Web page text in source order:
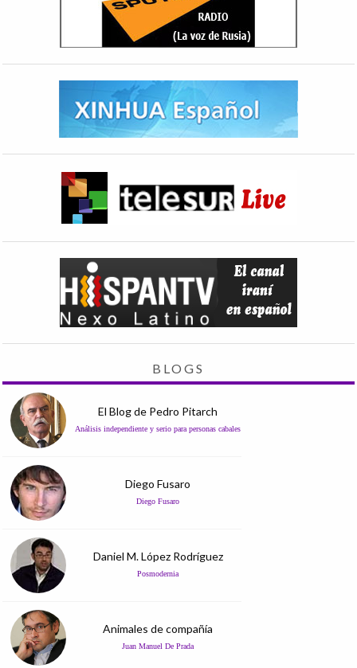
BLOGS
El Blog de Pedro Pitarch
Análisis independiente y serio para personas cabales
Diego Fusaro
Diego Fusaro
Daniel M. López Rodríguez
Posmodernia
Animales de compañía
Juan Manuel De Prada